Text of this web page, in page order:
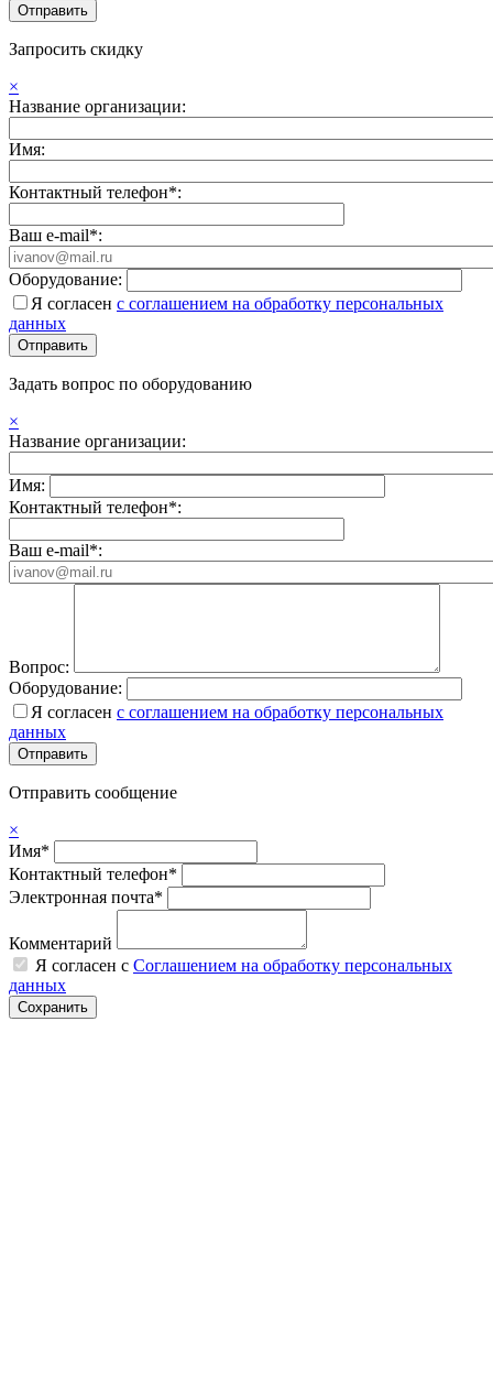
Запросить скидку
×
Название организации:
Имя:
Контактный телефон*:
Ваш e-mail*:
Оборудование:
Я согласен с соглашением на обработку персональных
данных
Задать вопрос по оборудованию
×
Название организации:
Имя:
Контактный телефон*:
Ваш e-mail*:
Вопрос:
Оборудование:
Я согласен с соглашением на обработку персональных
данных
Отправить сообщение
×
Имя*
Контактный телефон*
Электронная почта*
Комментарий
Я согласен с Соглашением на обработку персональных
данных